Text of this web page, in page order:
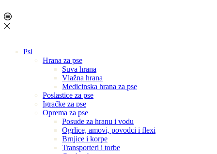
Psi
Hrana za pse
Suva hrana
Vlažna hrana
Medicinska hrana za pse
Poslastice za pse
Igračke za pse
Oprema za pse
Posude za hranu i vodu
Ogrlice, amovi, povodci i flexi
Brnjice i korpe
Transporteri i torbe